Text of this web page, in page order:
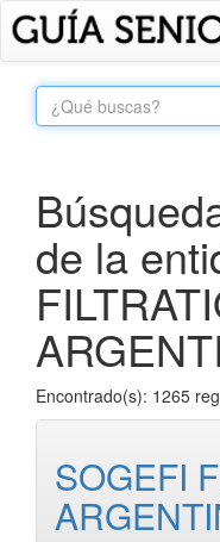
de la
Encontrado(s): 1265
SOGEFI